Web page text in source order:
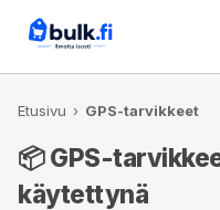
Etusivu › GPS-tarvikkeet
📦 GPS-
käytettynä